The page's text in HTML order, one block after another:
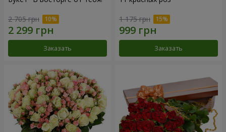
2 705 грн
Заказать
1 175 грн
Заказать